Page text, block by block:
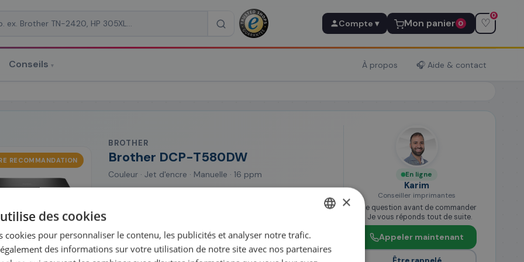
Compte ▾ Mon panier 0 ♡
0
Conseils ▾ À propos 🎧 Aide & contact
RECOMMANDATION
BROTHER
Brother DCP-T580DW
Couleur · Jet d'encre · Manuelle · 16 ppm
230,28 € Voir l'imprimante
En ligne
Karim
Conseiller imprimantes
Une question avant de commander
? Je vous réponds tout de suite.
Appeler maintenant
*
ENGLISH
×
des cookies
cookies pour personnaliser le contenu, les publicités et analyser notre trafic.
des informations sur votre utilisation de notre site avec nos partenaires